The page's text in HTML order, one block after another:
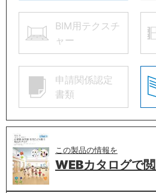
BIM用テクスチ
ャー
申請関係認定
書類
この製品の情報を
WEBカタログで